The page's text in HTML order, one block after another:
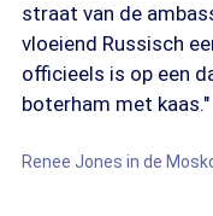
straat van de
vloeiend Russisch
officieels is op een
boterham met kaas."
Renee Jones in de